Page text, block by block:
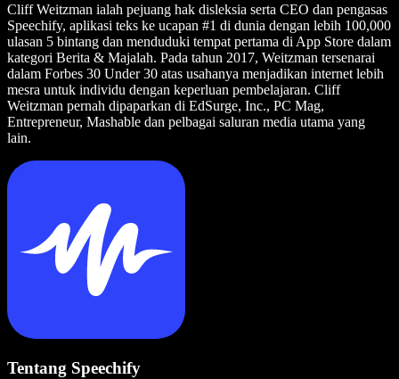
Cliff Weitzman ialah pejuang hak disleksia serta CEO dan pengasas
Speechify, aplikasi teks ke ucapan #1 di dunia dengan lebih 100,000
ulasan 5 bintang dan menduduki tempat pertama di App Store dalam
kategori Berita & Majalah. Pada tahun 2017, Weitzman tersenarai
dalam Forbes 30 Under 30 atas usahanya menjadikan internet lebih
mesra untuk individu dengan keperluan pembelajaran. Cliff
Weitzman pernah dipaparkan di EdSurge, Inc., PC Mag,
Entrepreneur, Mashable dan pelbagai saluran media utama yang
lain.
Tentang Speechify